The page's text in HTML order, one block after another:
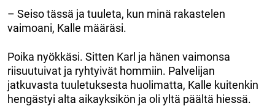
– Seiso tässä ja tuuleta, kun minä rakastelen
vaimoani, Kalle määräsi.
Poika nyökkäsi. Sitten Karl ja hänen vaimonsa
riisuutuivat ja ryhtyivät hommiin. Palvelijan
jatkuvasta tuuletuksesta huolimatta, Kalle kuitenkin
hengästyi alta aikayksikön ja oli yltä päältä hiessä.